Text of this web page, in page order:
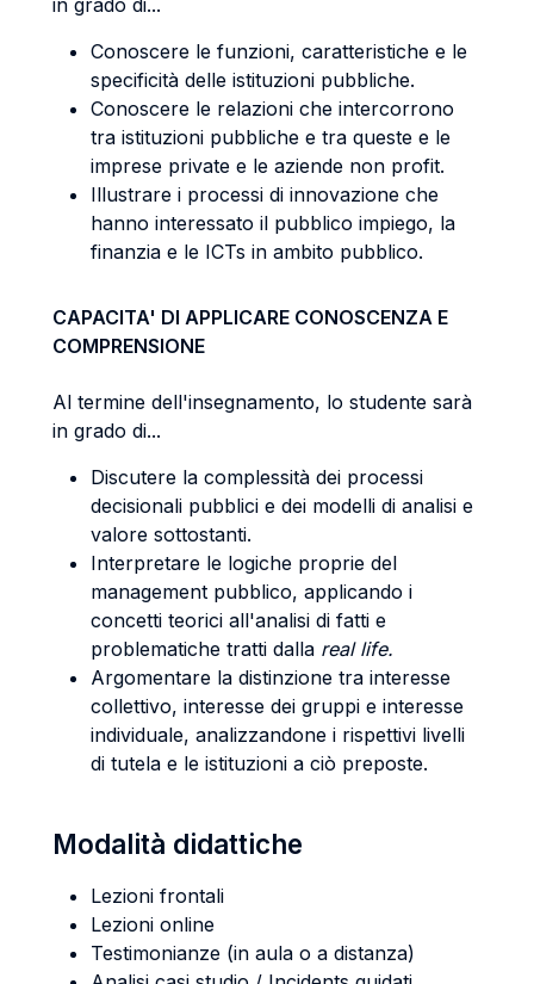
in grado di...
Conoscere le funzioni, caratteristiche e le
specificità delle istituzioni pubbliche.
Conoscere le relazioni che intercorrono
tra istituzioni pubbliche e tra queste e le
imprese private e le aziende non profit.
Illustrare i processi di innovazione che
hanno interessato il pubblico impiego, la
finanzia e le ICTs in ambito pubblico.
CAPACITA' DI APPLICARE CONOSCENZA E
COMPRENSIONE
Al termine dell'insegnamento, lo studente sarà
in grado di...
Discutere la complessità dei processi
decisionali pubblici e dei modelli di analisi e
valore sottostanti.
Interpretare le logiche proprie del
management pubblico, applicando i
concetti teorici all'analisi di fatti e
problematiche tratti dalla real life.
Argomentare la distinzione tra interesse
collettivo, interesse dei gruppi e interesse
individuale, analizzandone i rispettivi livelli
di tutela e le istituzioni a ciò preposte.
Modalità didattiche
Lezioni frontali
Lezioni online
Testimonianze (in aula o a distanza)